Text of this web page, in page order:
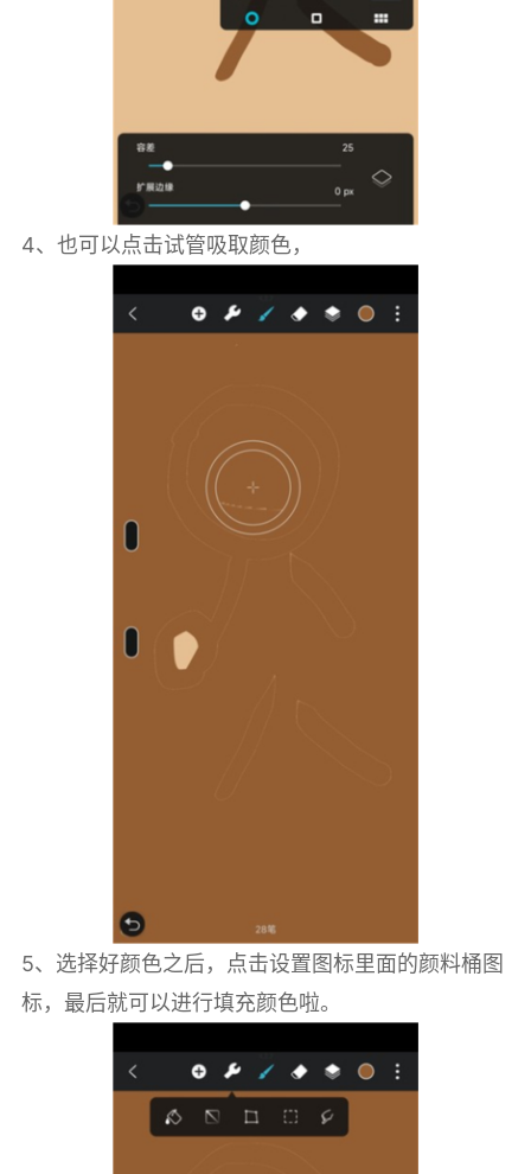
4、也可以点击试管吸取颜色，
5、选择好颜色之后，点击设置图标里面的颜料桶图
标，最后就可以进行填充颜色啦。